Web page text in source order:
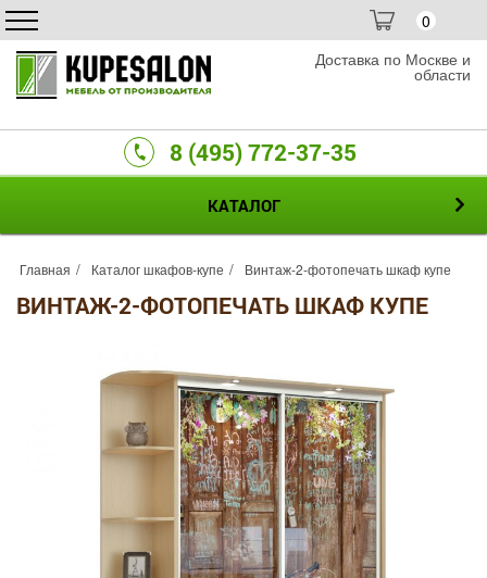
0
Доставка по Москве и
области
8 (495) 772-37-35
КАТАЛОГ
Главная Каталог шкафов-купе Винтаж-2-фотопечать шкаф купе
ВИНТАЖ-2-ФОТОПЕЧАТЬ ШКАФ КУПЕ